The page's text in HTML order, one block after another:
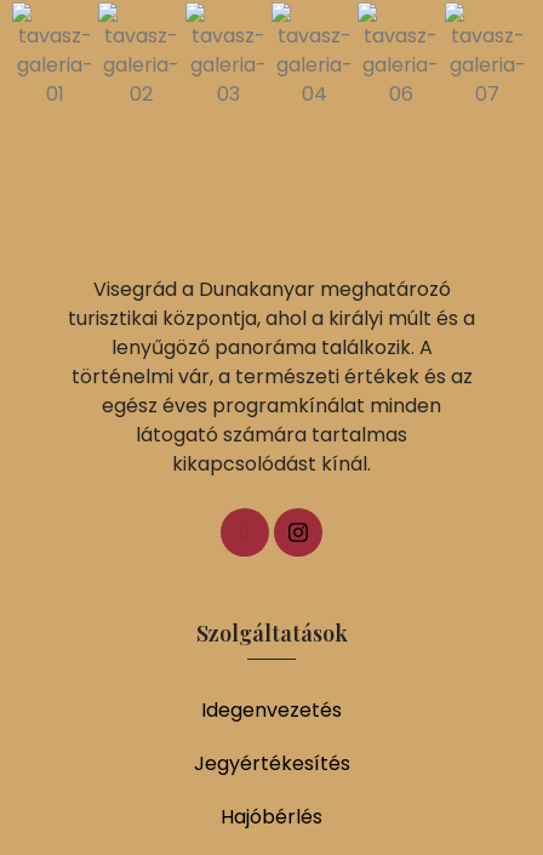
Visegrád a Dunakanyar meghatározó
turisztikai központja, ahol a királyi múlt és a
lenyűgöző panoráma találkozik. A
történelmi vár, a természeti értékek és az
egész éves programkínálat minden
látogató számára tartalmas
kikapcsolódást kínál.
Szolgáltatások
Idegenvezetés
Jegyértékesítés
Hajóbérlés